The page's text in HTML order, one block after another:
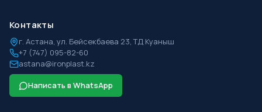
Контакты
г. Астана, ул. Бейсекбаева 23, ТД Куаныш
+7 (747) 095-82-60
astana@ironplast.kz
Написать в WhatsApp